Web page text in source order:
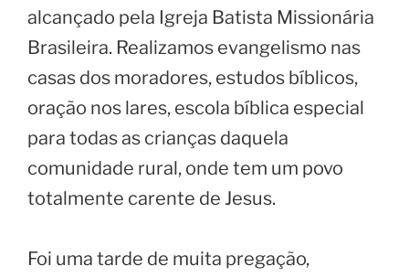
alcançado pela Igreja Batista Missionária
Brasileira. Realizamos evangelismo nas
casas dos moradores, estudos bíblicos,
oração nos lares, escola bíblica especial
para todas as crianças daquela
comunidade rural, onde tem um povo
totalmente carente de Jesus.
Foi uma tarde de muita pregação,